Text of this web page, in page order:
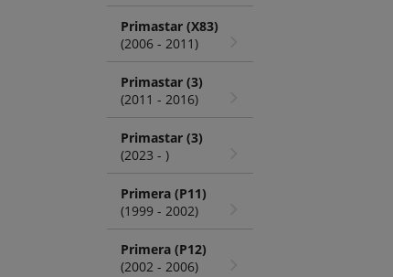
Primastar (X83)
(2006 - 2011)
Primastar (3)
(2011 - 2016)
Primastar (3)
(2023 - )
Primera (P11)
(1999 - 2002)
Primera (P12)
(2002 - 2006)